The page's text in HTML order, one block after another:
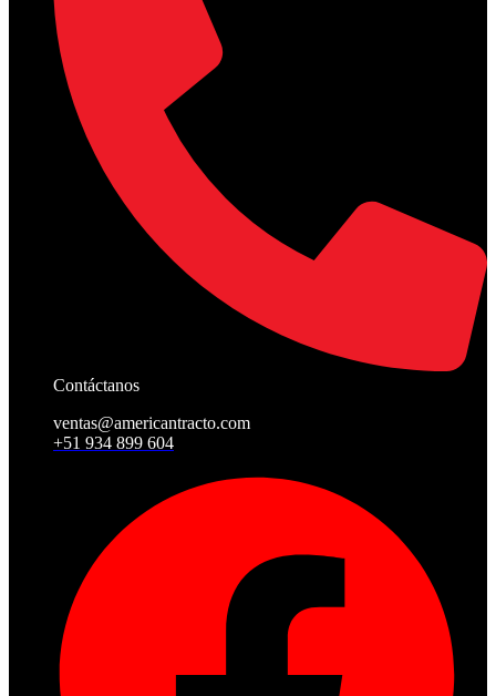
Contáctanos
ventas@americantracto.com
+51 934 899 604